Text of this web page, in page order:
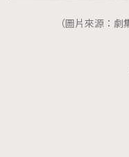
（圖片來源：